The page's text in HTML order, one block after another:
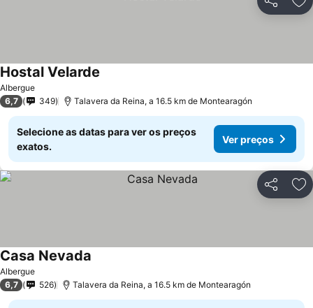
Partilhar
Albergue
Hostal Velarde
6,7 349 Talavera da Reina, a 16.5 km de Montearagón
Selecione as datas para ver os preços
exatos.
Ver preços
Partilhar
Albergue
Casa Nevada
6,7 526 Talavera da Reina, a 16.5 km de Montearagón